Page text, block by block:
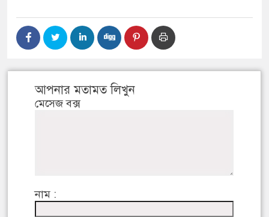
আপনার মতামত লিখুন
মেসেজ বক্স
নাম :